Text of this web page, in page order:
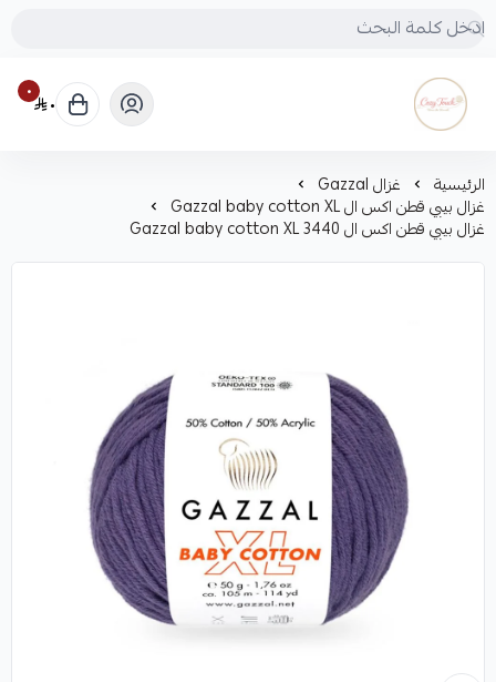
Cozy touch
٠ ٠
الرئيسية غزال Gazzal
غزال بيبي قطن اكس ال Gazzal baby cotton XL
غزال بيبي قطن اكس ال Gazzal baby cotton XL 3440